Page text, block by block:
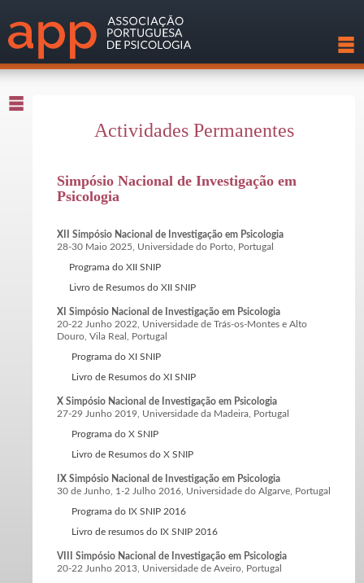
Actividades Permanentes
Simpósio Nacional de Investigação em
Psicologia
XII Simpósio Nacional de Investigação em Psicologia
28-30 Maio 2025, Universidade do Porto, Portugal
Programa do XII SNIP
Livro de Resumos do XII SNIP
XI Simpósio Nacional de Investigação em Psicologia
20-22 Junho 2022, Universidade de Trás-os-Montes e Alto
Douro, Vila Real, Portugal
Programa do XI SNIP
Livro de Resumos do XI SNIP
X Simpósio Nacional de Investigação em Psicologia
27-29 Junho 2019, Universidade da Madeira, Portugal
Programa do X SNIP
Livro de Resumos do X SNIP
IX Simpósio Nacional de Investigação em Psicologia
30 de Junho, 1-2 Julho 2016, Universidade do Algarve, Portugal
Programa do IX SNIP 2016
Livro de resumos do IX SNIP 2016
VIII Simpósio Nacional de Investigação em Psicologia
20-22 Junho 2013, Universidade de Aveiro, Portugal